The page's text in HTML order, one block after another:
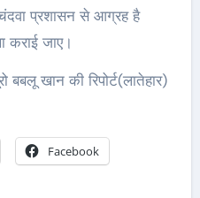
चंदवा प्रशासन से आग्रह है
कराई जाए।
बबलू खान की रिपोर्ट(लातेहार)
Facebook